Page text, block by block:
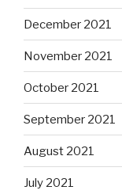
December 2021
November 2021
October 2021
September 2021
August 2021
July 2021